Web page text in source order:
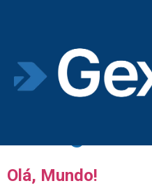
Categoria:
Olá, Mundo!